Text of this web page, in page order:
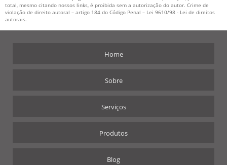
total, mesmo citando nossos links, é proibida sem a autorização do autor. Crime de
violação de direito autoral – artigo 184 do Código Penal – Lei 9610/98 - Lei de direitos
autorais.
Home
Sobre
Serviços
Produtos
Blog